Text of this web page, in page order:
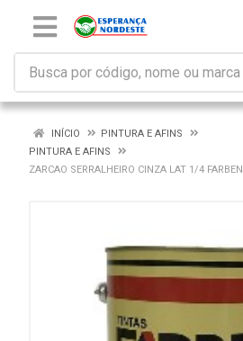
INÍCIO
PINTURA E AFINS
PINTURA E AFINS
ZARCAO SERRALHEIRO CINZA LAT 1/4 FARBEN